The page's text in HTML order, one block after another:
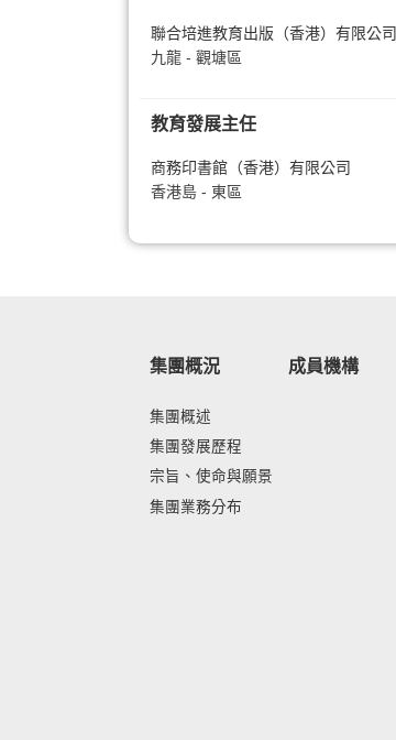
聯合培進教育出版（香港）有限公司
九龍 - 觀塘區
教育發展主任
商務印書館（香港）有限公司
香港島 - 東區
集團概況
集團概述
集團發展歷程
宗旨、使命與願景
集團業務分布
成員機構